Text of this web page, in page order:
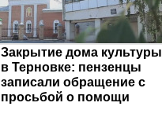
Закрытие дома культуры
в Терновке: пензенцы
записали обращение с
просьбой о помощи